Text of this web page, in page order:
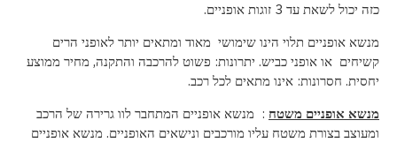
כזה יכול לשאת עד 3 זוגות אופניים.
מנשא אופניים תלוי הינו שימושי מאוד ומתאים יותר לאופני הרים
קשיחים או אופני כביש. יתרונות: פשוט להרכבה והתקנה, מחיר ממוצע
יחסית. חסרונות: אינו מתאים לכל רכב.
מנשא אופניים משטח : מנשא אופניים המתחבר לוו גרירה של הרכב
ומעוצב בצורת משטח עליו מורכבים ונישאים האופניים. מנשא אופניים